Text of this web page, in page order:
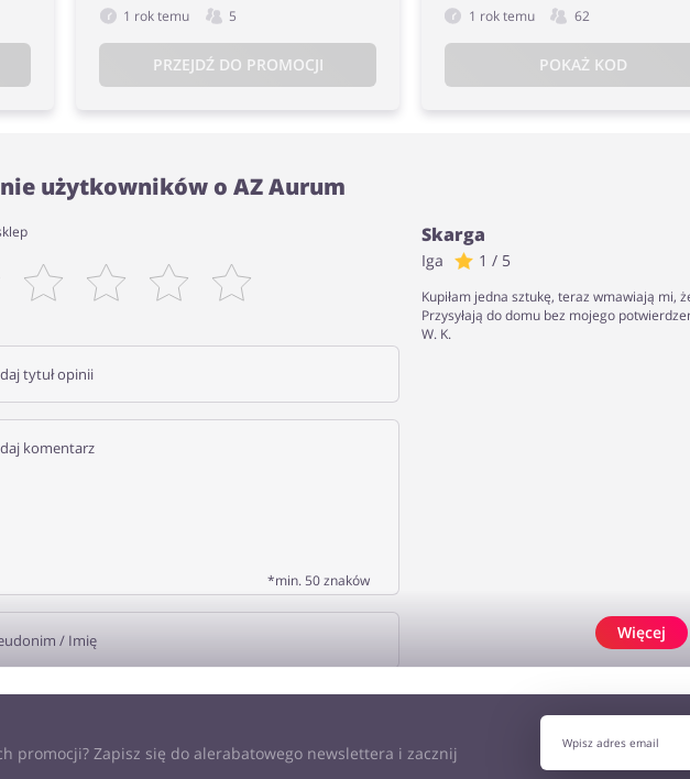
1 rok temu 5
PRZEJDŹ DO PROMOCJI
1 rok temu 62
POKAŻ KOD
użytkowników o AZ Aurum
*min. 50 znaków
Skarga
Iga 1 / 5
Kupiłam jedna sztukę, teraz wmawiają mi,
Przysyłają do domu bez mojego
W. K.
Więcej
promocji? Zapisz się do alerabatowego newslettera i zacznij